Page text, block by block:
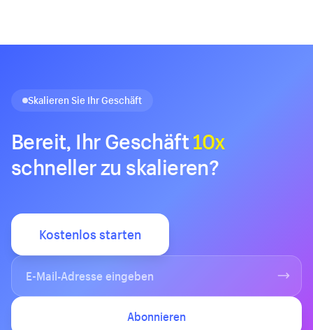
Skalieren Sie Ihr Geschäft
Bereit, Ihr Geschäft10x
schneller zu skalieren?
Kostenlos starten
Abonnieren